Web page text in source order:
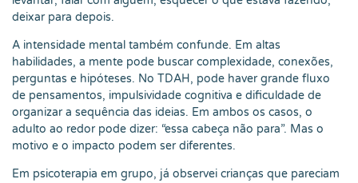
deixar para depois.
A intensidade mental também confunde. Em altas
habilidades, a mente pode buscar complexidade, conexões,
perguntas e hipóteses. No TDAH, pode haver grande fluxo
de pensamentos, impulsividade cognitiva e dificuldade de
organizar a sequência das ideias. Em ambos os casos, o
adulto ao redor pode dizer: “essa cabeça não para”. Mas o
motivo e o impacto podem ser diferentes.
Em psicoterapia em grupo, já observei crianças que pareciam